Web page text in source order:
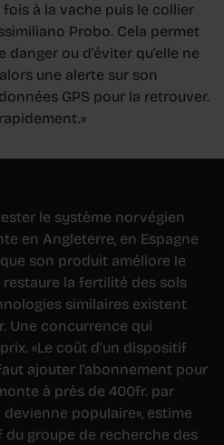
fois à la vache puis le collier
Probo. Cela permet
ou d’éviter qu’elle ne
une alerte sur son
GPS pour la retrouver.
le système norvégien
en Angleterre, en Espagne
son produit améliore le
la fertilité des sols
similaires existent
Une concurrence qui
«Le coût d’un dispositif
ajouter l’abonnement pour
à près de 400fr. par
devienne populaire», estime
du groupe de recherche des